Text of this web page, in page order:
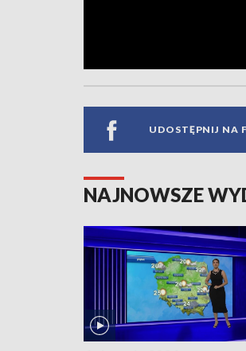
UDOSTĘPNIJ NA
NAJNOWSZE